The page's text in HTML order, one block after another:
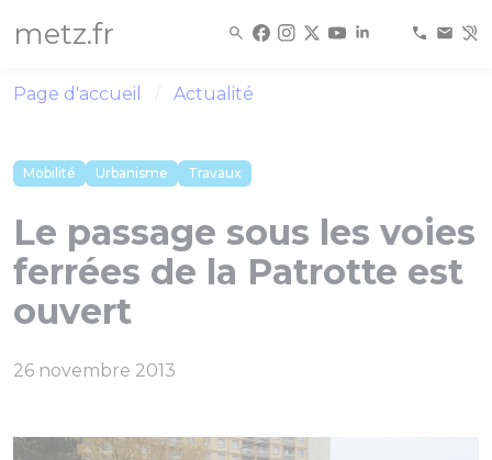
metz.fr
Page d'accueil Actualité
Mobilité Urbanisme Travaux
Le passage sous les voies
ferrées de la Patrotte est
ouvert
26 novembre 2013